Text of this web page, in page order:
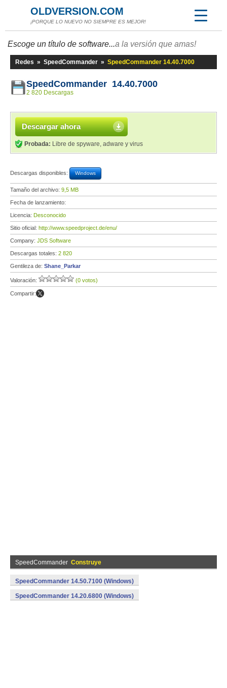
OLDVERSION.COM
¡PORQUE LO NUEVO NO SIEMPRE ES MEJOR!
Escoge un título de software...a la versión que amas!
Redes » SpeedCommander » SpeedCommander 14.40.7000
SpeedCommander 14.40.7000
2 820 Descargas
Descargar ahora
Probada: Libre de spyware, adware y virus
Descargas disponibles: Windows
Tamaño del archivo: 9,5 MB
Fecha de lanzamiento:
Licencia: Desconocido
Sitio oficial: http://www.speedproject.de/enu/
Company: JDS Software
Descargas totales: 2 820
Gentileza de: Shane_Parkar
Valoración: (0 votos)
Compartir:
SpeedCommander Construye
SpeedCommander 14.50.7100 (Windows)
SpeedCommander 14.20.6800 (Windows)